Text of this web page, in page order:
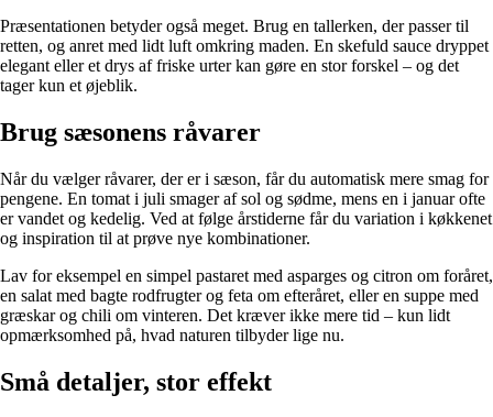
Præsentationen betyder også meget. Brug en tallerken, der passer til
retten, og anret med lidt luft omkring maden. En skefuld sauce dryppet
elegant eller et drys af friske urter kan gøre en stor forskel – og det
tager kun et øjeblik.
Brug sæsonens råvarer
Når du vælger råvarer, der er i sæson, får du automatisk mere smag for
pengene. En tomat i juli smager af sol og sødme, mens en i januar ofte
er vandet og kedelig. Ved at følge årstiderne får du variation i køkkenet
og inspiration til at prøve nye kombinationer.
Lav for eksempel en simpel pastaret med asparges og citron om foråret,
en salat med bagte rodfrugter og feta om efteråret, eller en suppe med
græskar og chili om vinteren. Det kræver ikke mere tid – kun lidt
opmærksomhed på, hvad naturen tilbyder lige nu.
Små detaljer, stor effekt